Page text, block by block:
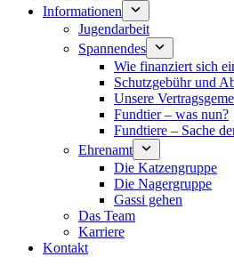
Informationen
Jugendarbeit
Spannendes
Wie finanziert sich
Schutzgebühr und
Unsere
Fundtier – was nun?
Fundtiere – Sache
Ehrenamt
Die Katzengruppe
Die Nagergruppe
Gassi gehen
Das Team
Karriere
Kontakt